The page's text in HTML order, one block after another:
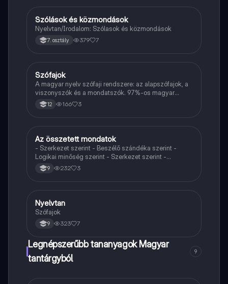
Magyar
Szólások és közmondások
Nyelvtan/Irodalom: Szólasok és közmondások
7. osztály 379 7
Magyar
Szófajok
A magyar nyelv szófaji rendszere: az alapszófajok, a
viszonyszók és a mondatszók. 97%-os magyar
érettségit tettem.
12 166 3
Magyar
Az összetett mondatok
- Szerkezet szerint - Beszélő szándéka szerint -
Logikai minőség szerint - Szerkezet szerint -
Alárendelő összetett mondatok - Mellérendelő
összetett mondatok
9 232 3
Magyar
Nyelvtan
Szófajok
9 323 7
Legnépszerűbb tananyagok Magyar
tantárgyból
9